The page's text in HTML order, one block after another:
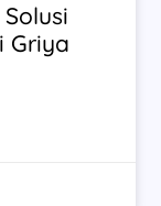
Griya